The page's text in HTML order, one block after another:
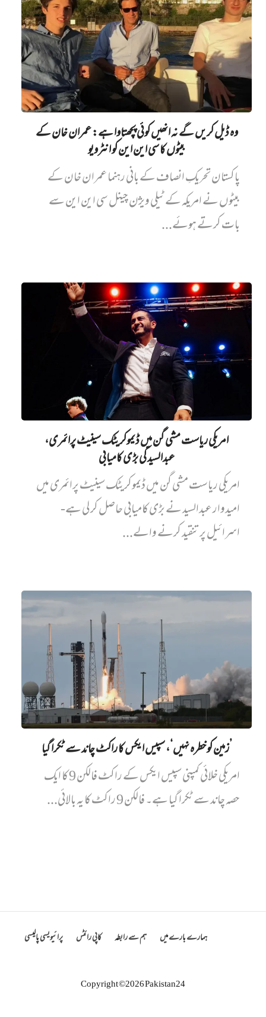
وہ ڈیل کریں گے نہ انھیں کوئی پچھتاوا ہے: عمران خان کے
بیٹوں کا سی این این کو انٹرویو
پاکستان تحریکِ انصاف کے بانی رہنما عمران خان کے
بیٹوں نے امریکہ کے ٹیلی ویژن چینل سی این این سے
بات کرتے ہوئے...
امریکی ریاست مشی گن میں ڈیموکریٹک سینیٹ پرائمری،
عبدالسید کی بڑی کامیابی
امریکی ریاست مشی گن میں ڈیموکریٹک سینیٹ پرائمری میں‌
امیدوار عبدالسید نے بڑی کامیابی حاصل کر لی ہے-
اسرائیل پر تنقید کرنے والے...
’زمین کو خطرہ نہیں‘، سپیس ایکس کا راکٹ چاند سے ٹکرا گیا
امریکی خلائی کمپنی سپیس ایکس کے راکٹ فالکن 9 کا ایک
حصہ چاند سے ٹکرا گیا ہے۔ فالکن 9 راکٹ کا یہ بالائی...
ہمارے بارے میں ہم سے رابطہ کاپی رائٹس پرائیویسی پالیسی
Copyright ©2026 Pakistan24